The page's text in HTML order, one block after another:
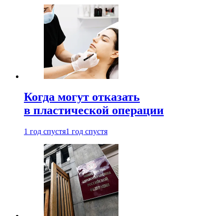
Когда могут отказать
в пластической операции
1 год спустя1 год спустя